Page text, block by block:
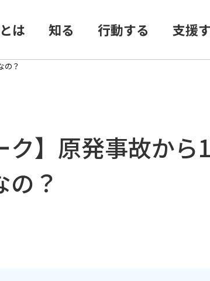
は 知る 行動する 支援
の？
ク】原発事故か
？